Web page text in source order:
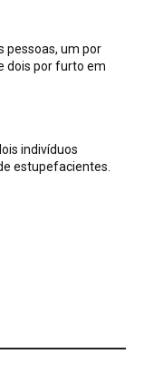
pessoas, um por
dois por furto em
indivíduos
estupefacientes.